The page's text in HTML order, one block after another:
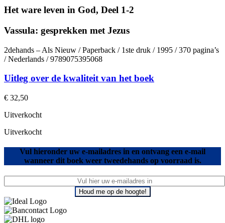
Het ware leven in God, Deel 1-2
Vassula: gesprekken met Jezus
2dehands – Als Nieuw / Paperback / 1ste druk / 1995 / 370 pagina’s
/ Nederlands / 9789075395068
Uitleg over de kwaliteit van het boek
€ 32,50
Uitverkocht
Uitverkocht
Vul hieronder uw e-mailadres in en ontvang een e-mail
wanneer dit boek weer tweedehands op voorraad is.
Houd me op de hoogte!